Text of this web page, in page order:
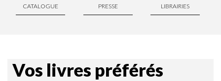
CATALOGUE PRESSE LIBRAIRIES
Vos livres préférés